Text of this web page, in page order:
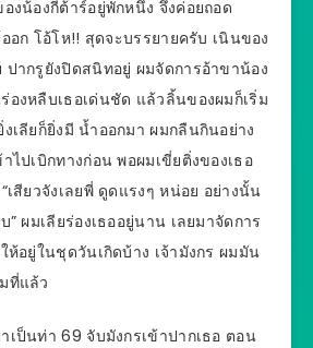
งน้องกีต้าร์อยู่พักหนึ่ง จึงค่อยถอด
อก โอ้โห!! สุดจะบรรยายครับ เนินของ
ากรูยังปิดสนิทอยู่ ผมจัดการอ้าขาน้อง
องหลืบเธอเด่นชัด แล้วลิ้นของผมก็เริ่ม
งเลียก็ยิ่งมี น้ำออกมา ผมกลืนกินอย่าง
ไปเบิกทางก่อน พอผมเขี่ยติ่งของเธอ
เสียวจังเลยพี่ ดูดแรงๆ หน่อย อย่างนั้น
ผมเลียร่องเธออยู่นาน เลยมาจัดการ
ห้อยู่ในชุดวันเกิดบ้าง เจ้ามังกร ผมมัน
ที่แล้ว
เป็นท่า 69 จับมังกรเข้าปากเธอ ตอน